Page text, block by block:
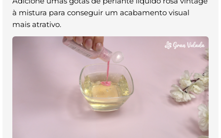
à mistura para conseguir um acabamento visual
mais atrativo.